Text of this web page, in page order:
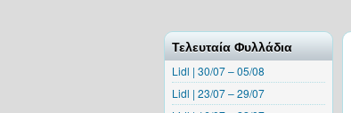
Τελευταία Φυλλάδια
Lidl | 30/07 – 05/08
Lidl | 23/07 – 29/07